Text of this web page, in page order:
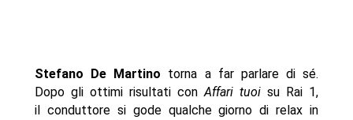
Stefano De Martino torna a far parlare di sé.
Dopo gli ottimi risultati conAffari tuoi su Rai 1,
il conduttore si gode qualche giorno di relax in